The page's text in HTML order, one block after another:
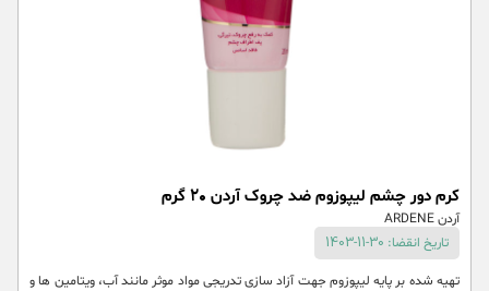
کرم دور چشم لیپوزوم ضد چروک آردن ۲۰ گرم
آردن ARDENE
تاریخ انقضا: 30-11-1403
تهیه شده بر پایه لیپوزوم جهت آزاد سازی تدریجی مواد موثر مانند آب، ویتامین ها و